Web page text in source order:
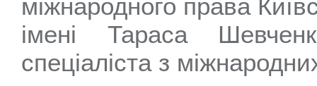
міжнародного права
імені Тараса
спеціаліста з